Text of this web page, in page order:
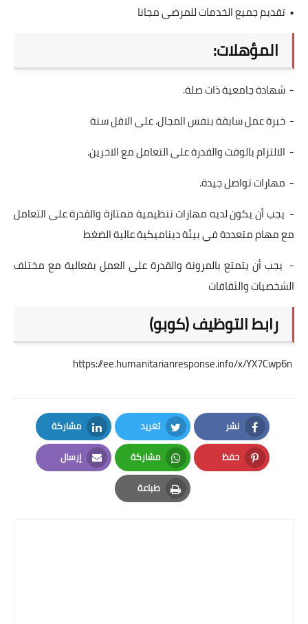
• تقديم جميع الخدمات للمرضى مجانا
المؤهلات:
- شهادة جامعية ذات صلة.
- خبرة عمل سابقة بنفس المجال. على الاقل سنة
- الالتزام بالوقت والقدرة على التعامل مع الاخرين.
- مهارات تواصل جيدة.
- يجب أن يكون لديه مهارات تنظيمية ممتازة والقدرة على التعامل
مع مهام متعددة في بيئة ديناميكية عالية الضغط
- يجب أن يتمتع بالمرونة والقدرة على العمل بفعالية مع مختلف
الشخصيات والثقافات
رابط التوظيف (كوبو)
https://ee.humanitarianresponse.info/x/YX7Cwp6n
نشر
Facebook
تغريد
Twitter
مشاركة
LinkedIn
حفظ
Pinterest
مشاركة
Whatsapp
إرسال
Email
طباعة
Print